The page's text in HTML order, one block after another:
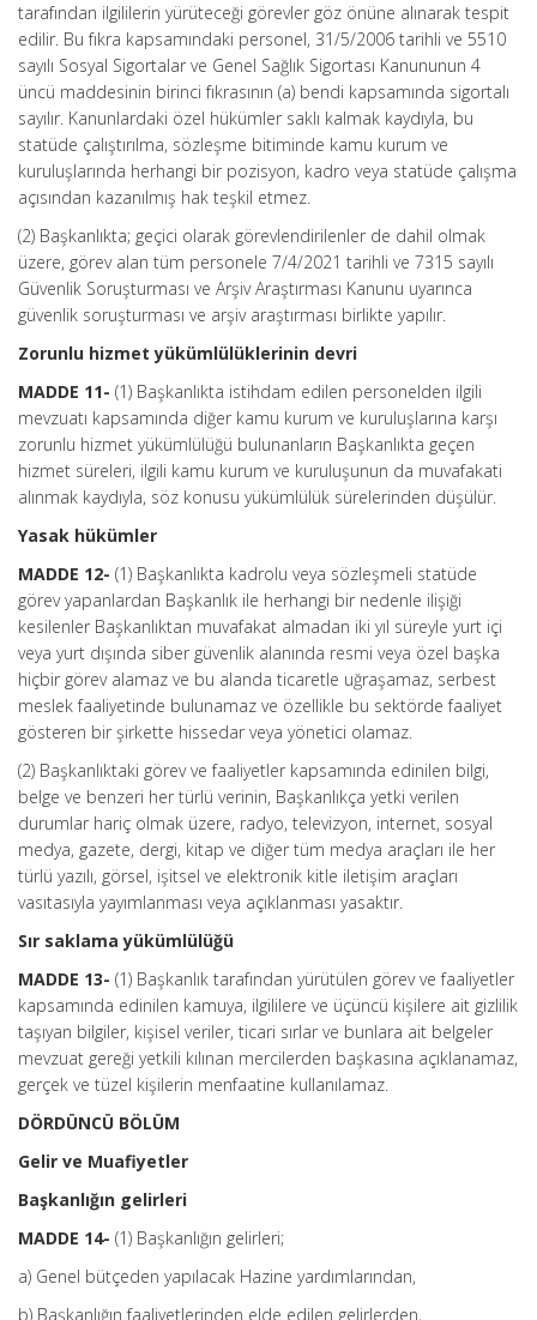
tarafından ilgililerin yürüteceği görevler göz önüne alınarak tespit
edilir. Bu fıkra kapsamındaki personel, 31/5/2006 tarihli ve 5510
sayılı Sosyal Sigortalar ve Genel Sağlık Sigortası Kanununun 4
üncü maddesinin birinci fıkrasının (a) bendi kapsamında sigortalı
sayılır. Kanunlardaki özel hükümler saklı kalmak kaydıyla, bu
statüde çalıştırılma, sözleşme bitiminde kamu kurum ve
kuruluşlarında herhangi bir pozisyon, kadro veya statüde çalışma
açısından kazanılmış hak teşkil etmez.
(2) Başkanlıkta; geçici olarak görevlendirilenler de dahil olmak
üzere, görev alan tüm personele 7/4/2021 tarihli ve 7315 sayılı
Güvenlik Soruşturması ve Arşiv Araştırması Kanunu uyarınca
güvenlik soruşturması ve arşiv araştırması birlikte yapılır.
Zorunlu hizmet yükümlülüklerinin devri
MADDE 11- (1) Başkanlıkta istihdam edilen personelden ilgili
mevzuatı kapsamında diğer kamu kurum ve kuruluşlarına karşı
zorunlu hizmet yükümlülüğü bulunanların Başkanlıkta geçen
hizmet süreleri, ilgili kamu kurum ve kuruluşunun da muvafakati
alınmak kaydıyla, söz konusu yükümlülük sürelerinden düşülür.
Yasak hükümler
MADDE 12- (1) Başkanlıkta kadrolu veya sözleşmeli statüde
görev yapanlardan Başkanlık ile herhangi bir nedenle ilişiği
kesilenler Başkanlıktan muvafakat almadan iki yıl süreyle yurt içi
veya yurt dışında siber güvenlik alanında resmi veya özel başka
hiçbir görev alamaz ve bu alanda ticaretle uğraşamaz, serbest
meslek faaliyetinde bulunamaz ve özellikle bu sektörde faaliyet
gösteren bir şirkette hissedar veya yönetici olamaz.
(2) Başkanlıktaki görev ve faaliyetler kapsamında edinilen bilgi,
belge ve benzeri her türlü verinin, Başkanlıkça yetki verilen
durumlar hariç olmak üzere, radyo, televizyon, internet, sosyal
medya, gazete, dergi, kitap ve diğer tüm medya araçları ile her
türlü yazılı, görsel, işitsel ve elektronik kitle iletişim araçları
vasıtasıyla yayımlanması veya açıklanması yasaktır.
Sır saklama yükümlülüğü
MADDE 13- (1) Başkanlık tarafından yürütülen görev ve faaliyetler
kapsamında edinilen kamuya, ilgililere ve üçüncü kişilere ait gizlilik
taşıyan bilgiler, kişisel veriler, ticari sırlar ve bunlara ait belgeler
mevzuat gereği yetkili kılınan mercilerden başkasına açıklanamaz,
gerçek ve tüzel kişilerin menfaatine kullanılamaz.
DÖRDÜNCÜ BÖLÜM
Gelir ve Muafiyetler
Başkanlığın gelirleri
MADDE 14- (1) Başkanlığın gelirleri;
a) Genel bütçeden yapılacak Hazine yardımlarından,
b) Başkanlığın faaliyetlerinden elde edilen gelirlerden,